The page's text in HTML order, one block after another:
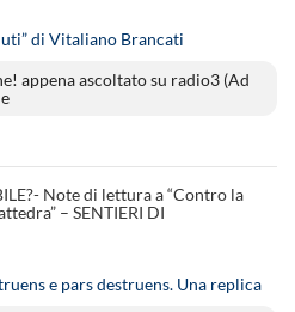
di Vitaliano Brancati
appena ascoltato su radio3 (Ad
Note di lettura a “Contro la
– SENTIERI DI
e pars destruens. Una replica